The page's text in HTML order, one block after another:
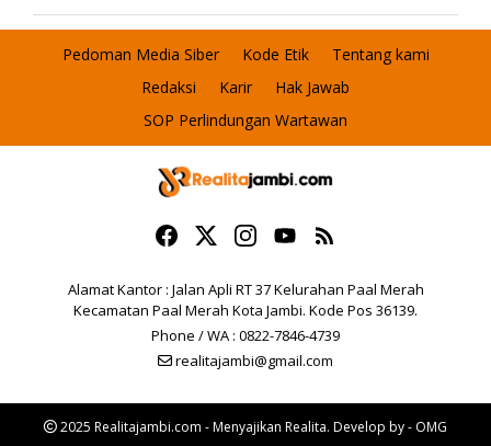
Pedoman Media Siber Kode Etik
Tentang kami
Redaksi
Karir
Hak Jawab
SOP Perlindungan Wartawan
Alamat Kantor : Jalan Apli RT 37 Kelurahan Paal Merah
Kecamatan Paal Merah Kota Jambi. Kode Pos 36139.
Phone / WA : 0822-7846-4739
realitajambi@gmail.com
2025 Realitajambi.com - Menyajikan Realita. Develop by - OMG